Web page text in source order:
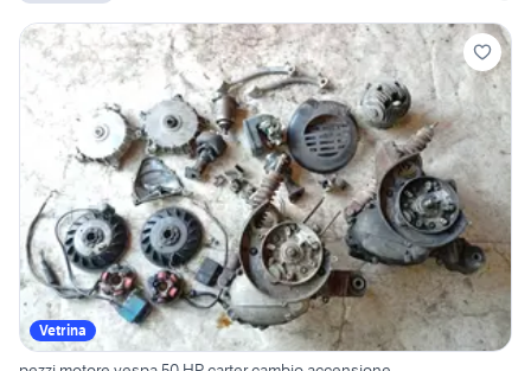
Vetrina